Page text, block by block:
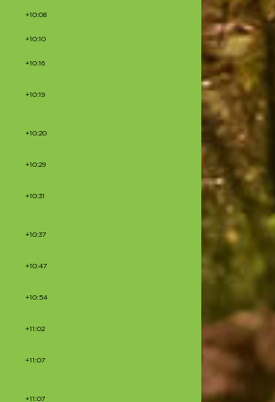
+10:08
+10:10
+10:16
+10:19
+10:20
+10:29
+10:31
+10:37
+10:47
+10:54
+11:02
+11:07
+11:07